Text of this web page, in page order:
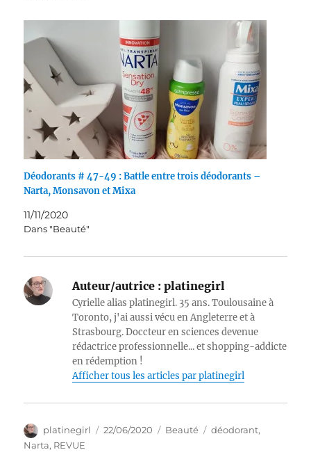
Déodorants # 47-49 : Battle entre trois déodorants –
Narta, Monsavon et Mixa
11/11/2020
Dans "Beauté"
Auteur/autrice : platinegirl
Cyrielle alias platinegirl. 35 ans. Toulousaine à
Toronto, j'ai aussi vécu en Angleterre et à
Strasbourg. Doccteur en sciences devenue
rédactrice professionnelle... et shopping-addicte
en rédemption !
Afficher tous les articles par platinegirl
Auteur
platinegirl
Publié
22/06/2020 Catégories
Beauté Étiquettes
déodorant,
Narta, REVUE